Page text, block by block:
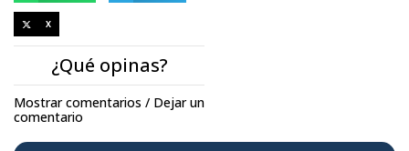
X
¿Qué opinas?
Mostrar comentarios / Dejar un
comentario